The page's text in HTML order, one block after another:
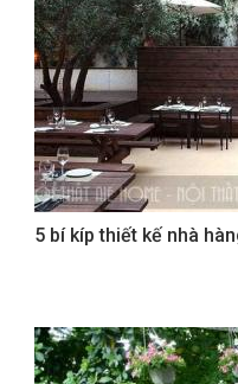
5 bí kíp thiết kế nhà